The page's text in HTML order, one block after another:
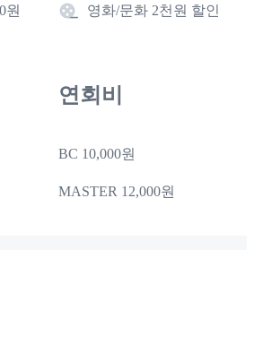
원 영화/문화 2천원 할인
연회비
BC 10,000원
MASTER 12,000원